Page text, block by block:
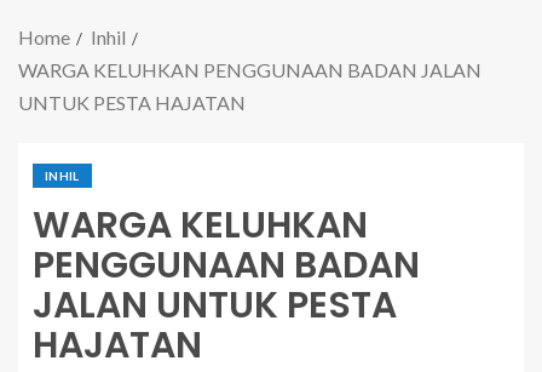
Home
Inhil
WARGA KELUHKAN PENGGUNAAN BADAN JALAN
UNTUK PESTA HAJATAN
INHIL
WARGA KELUHKAN
PENGGUNAAN BADAN
JALAN UNTUK PESTA
HAJATAN